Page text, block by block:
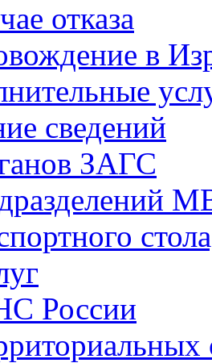
отказа
в
сведений
ЗАГС
России